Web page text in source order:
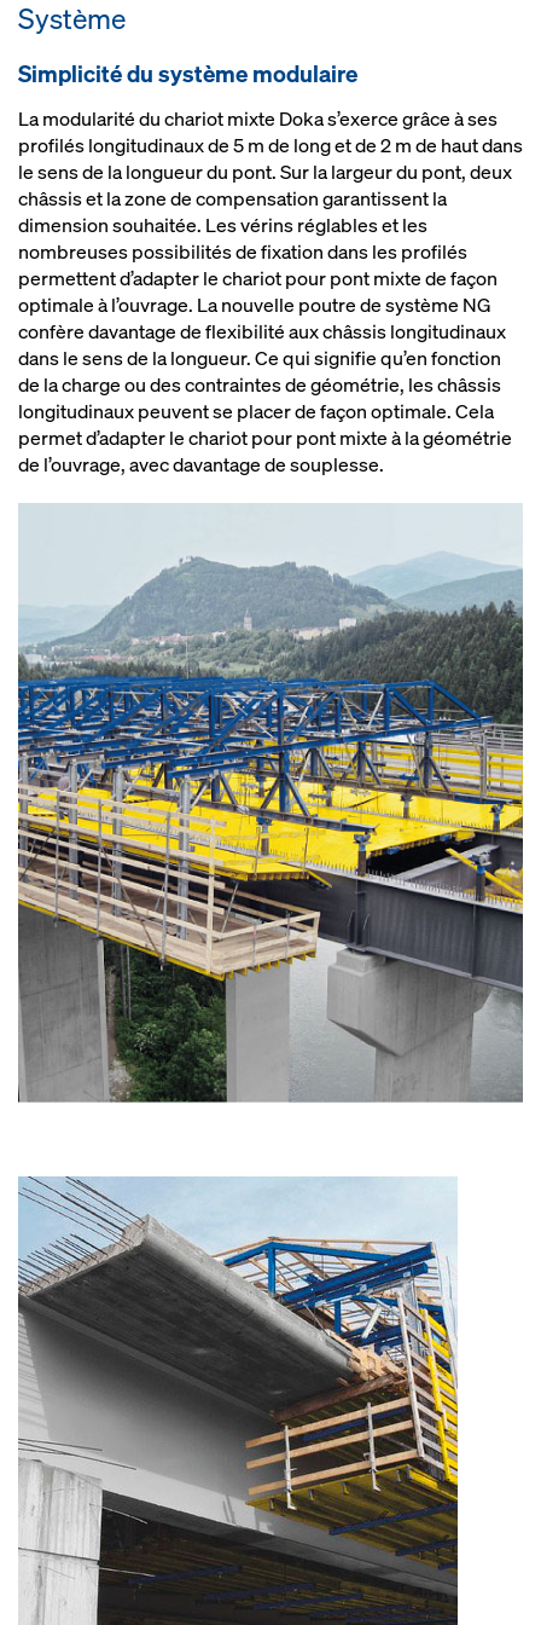
outil
Système
Simplicité du système modulaire
La modularité du chariot mixte Doka s’exerce grâce à ses
profilés longitudinaux de 5 m de long et de 2 m de haut dans
le sens de la longueur du pont. Sur la largeur du pont, deux
châssis et la zone de compensation garantissent la
dimension souhaitée. Les vérins réglables et les
nombreuses possibilités de fixation dans les profilés
permettent d’adapter le chariot pour pont mixte de façon
optimale à l’ouvrage. La nouvelle poutre de système NG
confère davantage de flexibilité aux châssis longitudinaux
dans le sens de la longueur. Ce qui signifie qu’en fonction
de la charge ou des contraintes de géométrie, les châssis
longitudinaux peuvent se placer de façon optimale. Cela
permet d’adapter le chariot pour pont mixte à la géométrie
de l’ouvrage, avec davantage de souplesse.